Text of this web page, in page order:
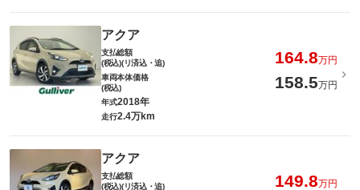
アクア
支払総額
(税込)(リ済込・追)
164.8万円
車両本体価格
(税込)
158.5万円
年式2018年
走行2.4万km
アクア
支払総額
(税込)(リ済込・追)
149.8万円